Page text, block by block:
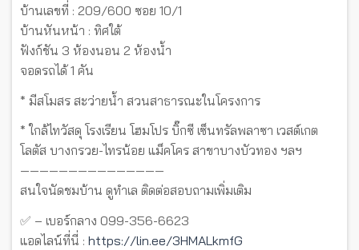
บ้านเลขที่ : 209/600 ซอย 10/1
บ้านหันหน้า : ทิศใต้
ฟังก์ชัน 3 ห้องนอน 2 ห้องน้ำ
จอดรถได้ 1 คัน
* มีสโมสร สะว่ายน้ำ สวนสาธารณะในโครงการ
* ใกล้ไทวัสดุ โรงเรียน โฮมโปร บิ๊กซี เซ็นทรัลพลาซา เวสต์เกต
โลตัส บางกรวย-ไทรน้อย แม็คโคร สาขาบางบัวทอง ฯลฯ
———————————————
สนใจนัดชมบ้าน ดูทำเล ติดต่อสอบถามเพิ่มเติม
✅ – เบอร์กลาง 099-356-6623
แอดไลน์ที่นี่ : https://lin.ee/3HMALkmfG